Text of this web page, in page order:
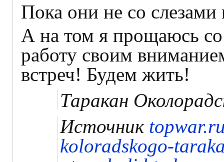
Пока они не со слезами
А на том я прощаюсь
работу своим
встреч! Будем жить!
Таракан
Источник
koloradskogo-